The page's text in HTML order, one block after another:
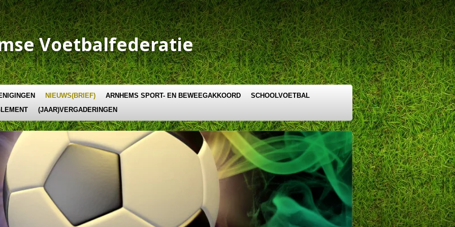
Voetbalfederatie
NIEUWS(BRIEF) ARNHEMS SPORT- EN BEWEEGAKKOORD
SCHOOLVOETBAL
(JAAR)VERGADERINGEN